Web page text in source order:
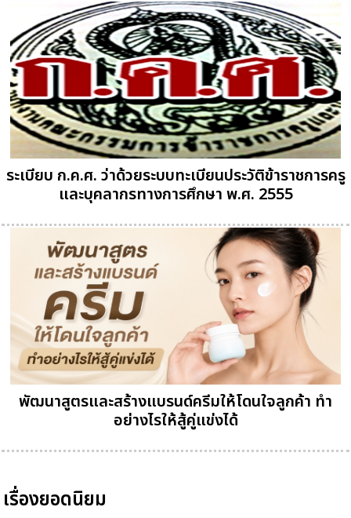
ระเบียบ ก.ค.ศ. ว่าด้วยระบบทะเบียนประวัติข้าราชการครู
และบุคลากรทางการศึกษา พ.ศ. 2555
พัฒนาสูตรและสร้างแบรนด์ครีมให้โดนใจลูกค้า ทำ
อย่างไรให้สู้คู่แข่งได้
เรื่องยอดนิยม